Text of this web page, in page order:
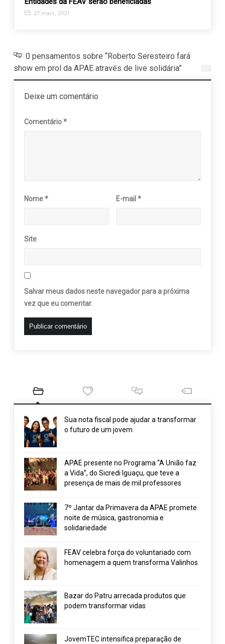
27 maio, 2021
0 pensamentos sobre “Roberto Seresteiro fará
show em prol da APAE através de live solidária”
Deixe um comentário
Comentário*
Nome* E-mail*
Site
Salvar meus dados neste navegador para a próxima
vez que eu comentar.
Sua nota fiscal pode ajudar a transformar
o futuro de um jovem
APAE presente no Programa “A União faz
a Vida”, do Sicredi Iguaçu, que teve a
presença de mais de mil professores
7º Jantar da Primavera da APAE promete
noite de música, gastronomia e
solidariedade
FEAV celebra força do voluntariado com
homenagem a quem transforma Valinhos
Bazar do Patru arrecada produtos que
podem transformar vidas
JovemTEC intensifica preparação de